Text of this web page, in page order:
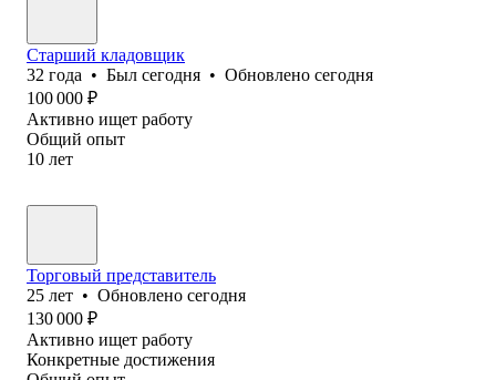
Старший кладовщик
32 года • Был сегодня • Обновлено сегодня
100 000 ₽
Активно ищет работу
Общий опыт
10 лет
Торговый представитель
25 лет • Обновлено сегодня
130 000 ₽
Активно ищет работу
Конкретные достижения